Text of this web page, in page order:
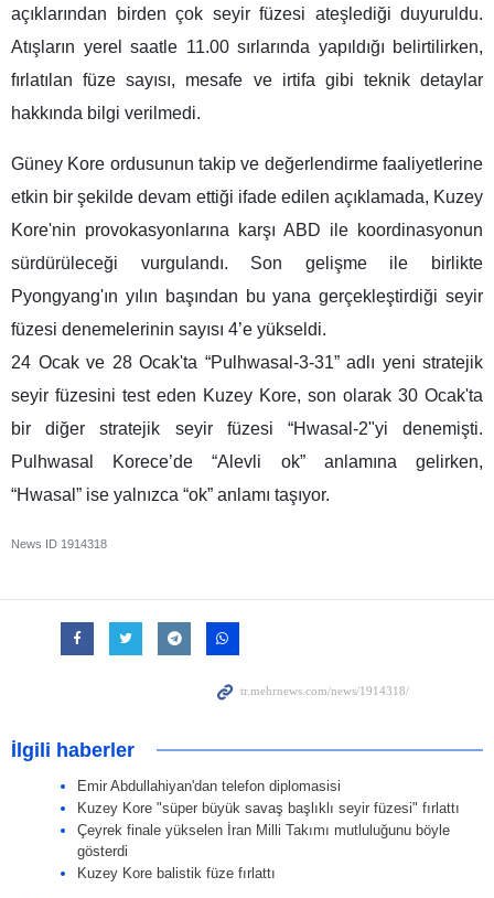
açıklarından birden çok seyir füzesi ateşlediği duyuruldu.
Atışların yerel saatle 11.00 sırlarında yapıldığı belirtilirken,
fırlatılan füze sayısı, mesafe ve irtifa gibi teknik detaylar
hakkında bilgi verilmedi.
Güney Kore ordusunun takip ve değerlendirme faaliyetlerine
etkin bir şekilde devam ettiği ifade edilen açıklamada, Kuzey
Kore'nin provokasyonlarına karşı ABD ile koordinasyonun
sürdürüleceği vurgulandı. Son gelişme ile birlikte
Pyongyang'ın yılın başından bu yana gerçekleştirdiği seyir
füzesi denemelerinin sayısı 4’e yükseldi.
24 Ocak ve 28 Ocak'ta “Pulhwasal-3-31” adlı yeni stratejik
seyir füzesini test eden Kuzey Kore, son olarak 30 Ocak'ta
bir diğer stratejik seyir füzesi “Hwasal-2"yi denemişti.
Pulhwasal Korece’de “Alevli ok” anlamına gelirken,
“Hwasal” ise yalnızca “ok” anlamı taşıyor.
News ID 1914318
İlgili haberler
Emir Abdullahiyan'dan telefon diplomasisi
Kuzey Kore "süper büyük savaş başlıklı seyir füzesi" fırlattı
Çeyrek finale yükselen İran Milli Takımı mutluluğunu böyle
gösterdi
Kuzey Kore balistik füze fırlattı